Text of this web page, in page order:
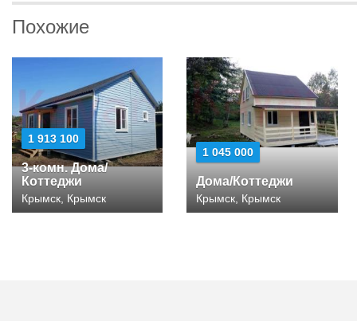
Похожие
1 913 100
3-комн. Дома/
Коттеджи
Крымск, Крымск
1 045 000
Дома/Коттеджи
Крымск, Крымск